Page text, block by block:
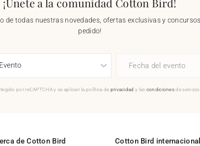
todas nuestras novedades, ofertas exclusivas y
pedido!
Fecha del evento
por reCAPTCHA y se aplican la política de privacidad y las condicionesde
de Cotton Bird Cotton Bird